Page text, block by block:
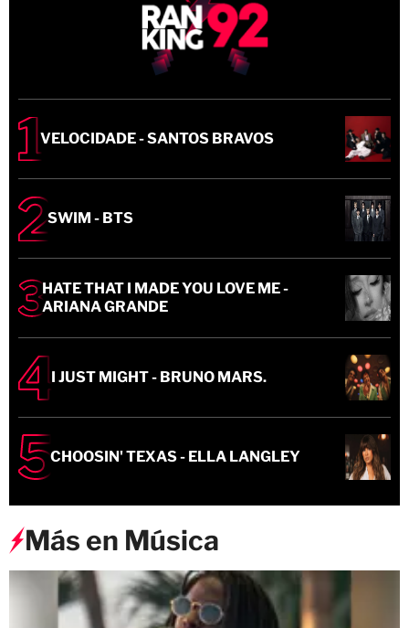
VELOCIDADE - SANTOS BRAVOS
SWIM - BTS
HATE THAT I MADE YOU LOVE ME -
ARIANA GRANDE
I JUST MIGHT - BRUNO MARS.
CHOOSIN' TEXAS - ELLA LANGLEY
Más en Música